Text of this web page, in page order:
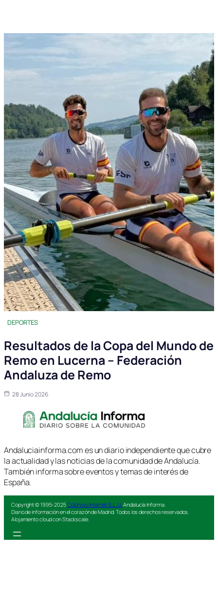
DEPORTES
Resultados de la Copa del Mundo de
Remo en Lucerna – Federación
Andaluza de Remo
28 Junio 2026
Andaluciainforma.com es un diario independiente que cubre
la actualidad y las noticias de la comunidad de Andalucía.
También informa sobre eventos y temas de interés de
España.
Copyright © 1995-2025Colorvivo Internet S.L.U. Andalucía Informa.
Diario de información en el corazón de Madrid. Todos los derechos reservados.
Alojamiento cloud con Stackscale.